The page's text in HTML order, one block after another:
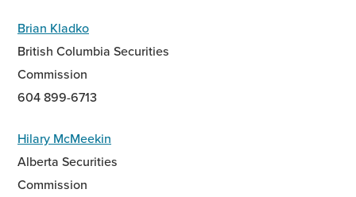
Brian Kladko
British Columbia Securities
Commission
604 899-6713
Hilary McMeekin
Alberta Securities
Commission